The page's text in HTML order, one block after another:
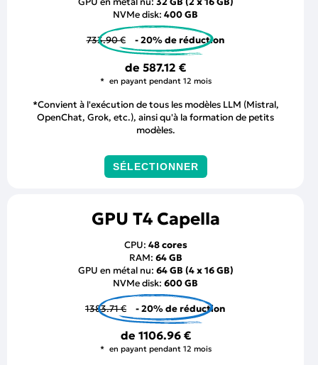
NVMe disk: 400 GB
733.90 € - 20% de réduction
de 587.12 €
en payant pendant 12 mois
*Convient à l'exécution de tous les modèles LLM (Mistral,
OpenChat, Grok, etc.), ainsi qu'à la formation de petits
modèles.
SÉLECTIONNER
GPU T4 Capella
CPU: 48 cores
RAM: 64 GB
GPU en métal nu: 64 GB (4 x 16 GB)
NVMe disk: 600 GB
1383.71 € - 20% de réduction
de 1106.96 €
en payant pendant 12 mois